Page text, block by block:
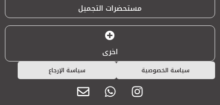
مستحضرات التجميل
اخرى
سياسة الخصوصية سياسة الإرجاع